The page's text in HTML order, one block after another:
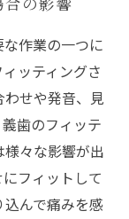
作業の一つに
ッティングさ
せや発音、見
歯のフィッテ
々な影響が出
フィットして
んで痛みを感